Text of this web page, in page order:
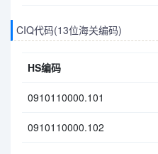
CIQ代码(13位海关编码)
HS编码
0910110000.101
0910110000.102